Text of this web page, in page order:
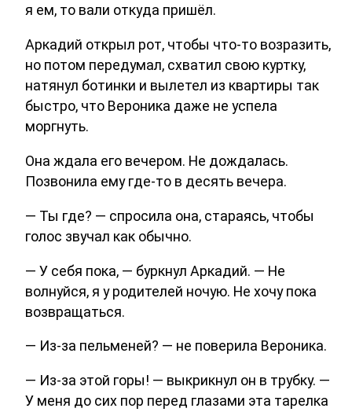
я ем, то вали откуда пришёл.
Аркадий открыл рот, чтобы что-то возразить,
но потом передумал, схватил свою куртку,
натянул ботинки и вылетел из квартиры так
быстро, что Вероника даже не успела
моргнуть.
Она ждала его вечером. Не дождалась.
Позвонила ему где-то в десять вечера.
— Ты где? — спросила она, стараясь, чтобы
голос звучал как обычно.
— У себя пока, — буркнул Аркадий. — Не
волнуйся, я у родителей ночую. Не хочу пока
возвращаться.
— Из-за пельменей? — не поверила Вероника.
— Из-за этой горы! — выкрикнул он в трубку. —
У меня до сих пор перед глазами эта тарелка